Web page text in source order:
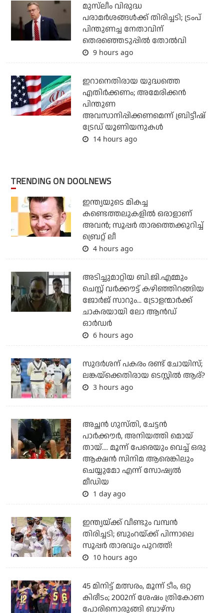
മുസ്‌ലീം വിരുദ്ധ
പരാമര്‍ശങ്ങള്‍ക്ക് തിരിച്ചടി; ട്രംപ്
പിന്തുണച്ച നേതാവിന്
തെരഞ്ഞെടുപ്പില്‍ തോല്‍വി
9 hours ago
ഇറാനെതിരായ യുദ്ധത്തെ
എതിര്‍ക്കണം; അമേരിക്കന്‍
പിന്തുണ
അവസാനിപ്പിക്കണമെന്ന് ബ്രിട്ടീഷ്
ട്രേഡ് യൂണിയനുകള്‍
14 hours ago
TRENDING ON DOOLNEWS
ഇന്ത്യയുടെ മികച്ച
കണ്ടെത്തലുകളില്‍ ഒരാളാണ്
അവന്‍; സൂപ്പര്‍ താരത്തെക്കുറിച്ച്
ബ്രെറ്റ് ലീ
4 hours ago
അടിച്ചുമാറ്റിയ ബി.ജി.എമ്മും
ചെസ്റ്റ് വര്‍ക്കൗട്ട് കഴിഞ്ഞിറങ്ങിയ
ജോര്‍ജ് സാറും... ട്രോളന്മാര്‍ക്ക്
ചാകരയായി ലോ ആന്‍ഡ്
ഓര്‍ഡര്‍
6 hours ago
സുദര്‍ശന് പകരം രണ്ട് ചോയിസ്;
ലങ്കയ്‌ക്കെതിരായ ടെസ്റ്റില്‍ ആര്?
3 hours ago
അച്ഛന്‍ ഗുസ്തി, ചേട്ടന്‍
പാര്‍ക്കൗര്‍, അനിയത്തി മൊയ്
തായ്.... മൂന്ന് പേരെയും വെച്ച് ഒരു
ആക്ഷന്‍ സിനിമ ആരെങ്കിലും
ചെയ്യുമോ എന്ന് സോഷ്യല്‍
മീഡിയ
1 day ago
ഇന്ത്യയ്ക്ക് വീണ്ടും വമ്പന്‍
തിരിച്ചടി; ബുംറയ്ക്ക് പിന്നാലെ
സൂപ്പര്‍ താരവും പുറത്ത്!
10 hours ago
45 മിനിട്ട് മത്സരം, മൂന്ന് ടീം, ഒറ്റ
കിരീടം; 2002ന് ശേഷം ത്രികോണ
പോരിനൊരുങ്ങി ബാഴ്‌സ